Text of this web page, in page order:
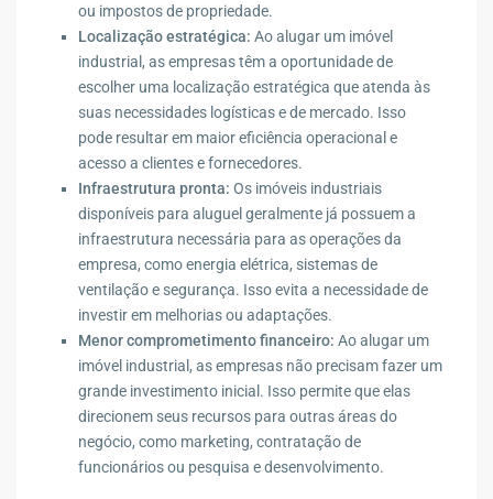
ou impostos de propriedade.
Localização estratégica: Ao alugar um imóvel
industrial, as empresas têm a oportunidade de
escolher uma localização estratégica que atenda às
suas necessidades logísticas e de mercado. Isso
pode resultar em maior eficiência operacional e
acesso a clientes e fornecedores.
Infraestrutura pronta: Os imóveis industriais
disponíveis para aluguel geralmente já possuem a
infraestrutura necessária para as operações da
empresa, como energia elétrica, sistemas de
ventilação e segurança. Isso evita a necessidade de
investir em melhorias ou adaptações.
Menor comprometimento financeiro: Ao alugar um
imóvel industrial, as empresas não precisam fazer um
grande investimento inicial. Isso permite que elas
direcionem seus recursos para outras áreas do
negócio, como marketing, contratação de
funcionários ou pesquisa e desenvolvimento.